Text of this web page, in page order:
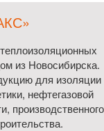
из Новосибирска.
для изоляции
нефтегазовой